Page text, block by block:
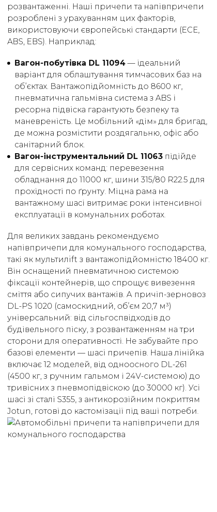
розвантаженні. Наші причепи та напівпричепи
розроблені з урахуванням цих факторів,
використовуючи європейські стандарти (ECE,
ABS, EBS). Наприклад:
Вагон-побутівка DL 11094 — ідеальний
варіант для облаштування тимчасових баз на
об’єктах. Вантажопідйомність до 8600 кг,
пневматична гальмівна система з ABS і
ресорна підвіска гарантують безпеку та
маневреність. Це мобільний «дім» для бригад,
де можна розмістити роздягальню, офіс або
санітарний блок.
Вагон-інструментальний DL 11063 підійде
для сервісних команд: перевезення
обладнання до 11000 кг, шини 315/80 R22.5 для
прохідності по ґрунту. Міцна рама на
вантажному шасі витримає роки інтенсивної
експлуатації в комунальних роботах.
Для великих завдань рекомендуємо
напівпричепи для комунального господарства,
такі як мультилift з вантажопідйомністю 18400 кг.
Він оснащений пневматичною системою
фіксації контейнерів, що спрощує вивезення
сміття або сипучих вантажів. А причіп-зерновоз
DL-PS 1020 (самоскидний, об’єм 20,7 м³)
універсальний: від сільгоспвідходів до
будівельного піску, з розвантаженням на три
сторони для оперативності. Не забувайте про
базові елементи — шасі причепів. Наша лінійка
включає 12 моделей, від одноосного DL-261
(4500 кг, з ручним гальмом і 24V-системою) до
тривісних з пневмопідвіскою (до 30000 кг). Усі
шасі зі сталі S355, з антикорозійним покриттям
Jotun, готові до кастомізації під ваші потреби.